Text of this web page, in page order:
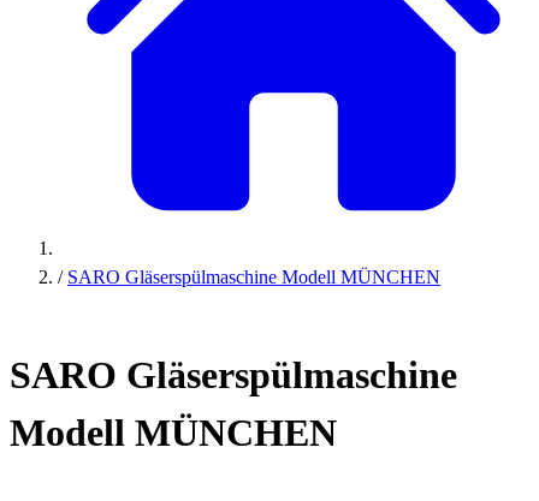
/ SARO Gläserspülmaschine Modell MÜNCHEN
SARO Gläserspülmaschine
Modell MÜNCHEN